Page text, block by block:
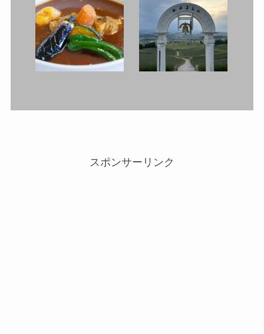
スポンサーリンク